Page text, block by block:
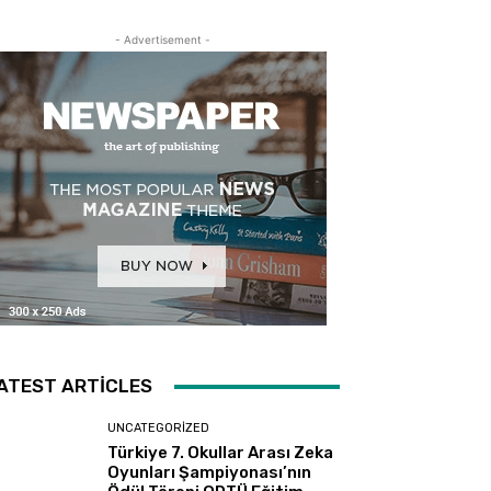
- Advertisement -
ARTICLES
UNCATEGORIZED
Türkiye 7. Okullar Arası Zeka
Oyunları Şampiyonası’nın